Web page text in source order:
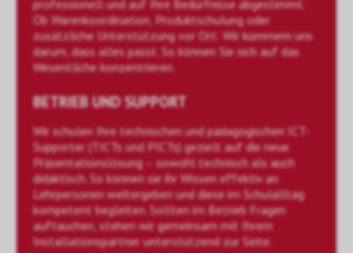
professionell und auf Ihre Bedürfnisse abgestimmt.
Ob Warenkoordination, Produktschulung oder
zusätzliche Unterstützung vor Ort: Wir kümmern uns
darum, dass alles passt. So können Sie sich auf das
Wesentliche konzentrieren.
BETRIEB UND SUPPORT
Wir schulen Ihre technischen und pädagogischen ICT-
Supporter (TICTs und PICTs) gezielt auf die neue
Präsentationslösung – sowohl technisch als auch
didaktisch. So können sie ihr Wissen effektiv an
Lehrpersonen weitergeben und diese im Schulalltag
kompetent begleiten. Sollten im Betrieb Fragen
auftauchen, stehen wir gemeinsam mit Ihrem
Installationspartner unterstützend zur Seite.